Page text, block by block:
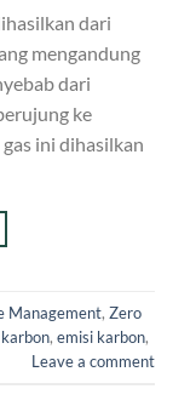
dari
mengandung
dari
ke
ini dihasilkan
Management, Zero
, emisi karbon,
Leave a comment